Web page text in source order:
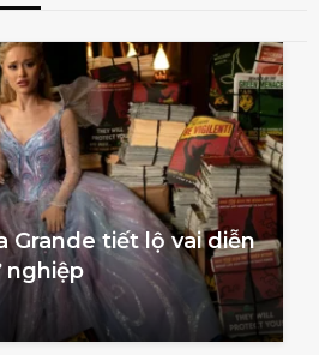
Grande tiết lộ vai diễn
nghiệp